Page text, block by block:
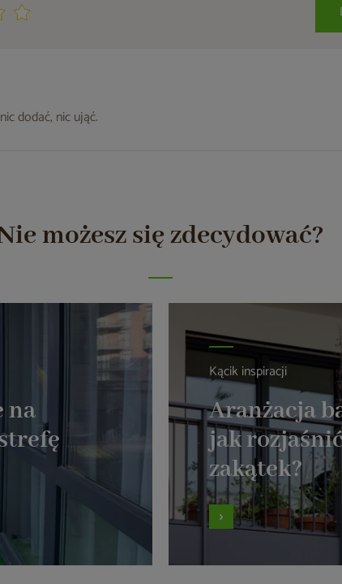
dodać, nic ująć.
możesz się zdecydować?
na
Kącik inspiracji
Aranżacja
jak
zakątek?